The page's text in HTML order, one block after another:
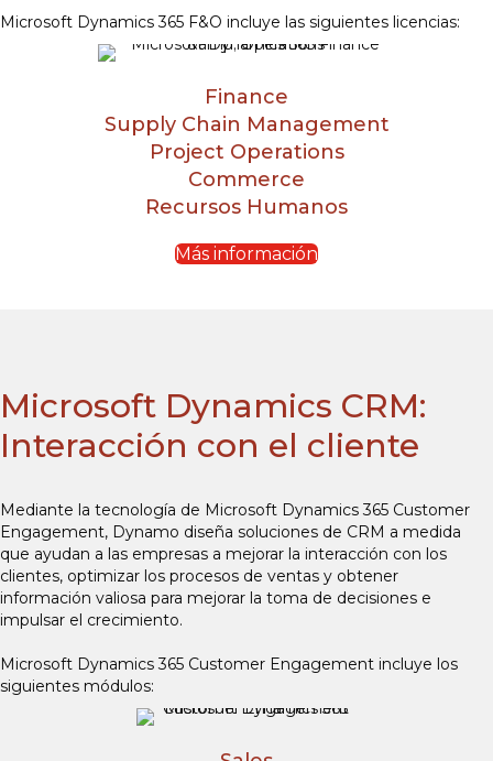
Microsoft Dynamics 365 F&O incluye las siguientes licencias:
Finance
Supply Chain Management
Project Operations
Commerce
Recursos Humanos
Más información
Microsoft Dynamics CRM:
Interacción con el cliente
Mediante la tecnología de Microsoft Dynamics 365 Customer
Engagement, Dynamo diseña soluciones de CRM a medida
que ayudan a las empresas a mejorar la interacción con los
clientes, optimizar los procesos de ventas y obtener
información valiosa para mejorar la toma de decisiones e
impulsar el crecimiento.
Microsoft Dynamics 365 Customer Engagement incluye los
siguientes módulos: